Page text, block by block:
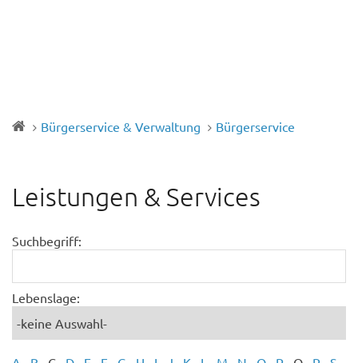
Bürgerservice & Verwaltung Bürgerservice
Leistungen & Services
Suchbegriff:
Lebenslage: